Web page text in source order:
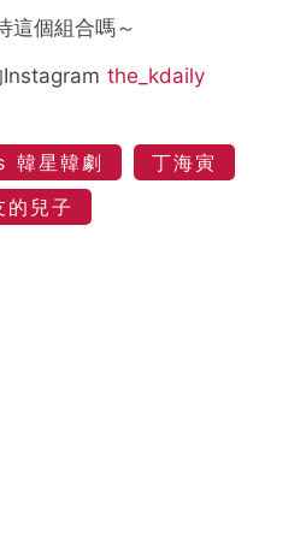
這個組合嗎～
the_kdaily
韓星韓劇
丁海寅
的兒子